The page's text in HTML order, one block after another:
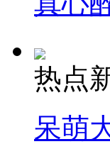
热点
呆萌